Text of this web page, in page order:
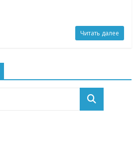
Читать далее